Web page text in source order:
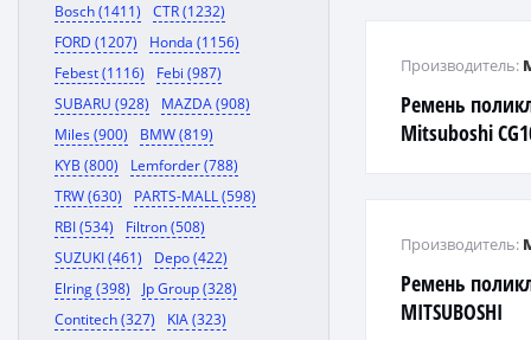
Bosch (1411)
CTR (1232)
FORD (1207)
Honda (1156)
Febest (1116)
Febi (987)
SUBARU (928)
MAZDA (908)
Miles (900)
BMW (819)
KYB (800)
Lemforder (788)
TRW (630)
PARTS-MALL (598)
RBI (534)
Filtron (508)
SUZUKI (461)
Depo (422)
Elring (398)
Jp Group (328)
Contitech (327)
KIA (323)
Ремень
Mitsuboshi
Производитель:
Ремень
MITSUBOSHI
Производитель: